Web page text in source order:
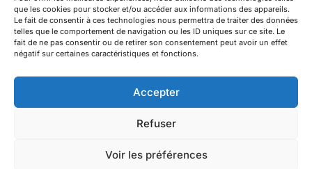
que les cookies pour stocker et/ou accéder aux informations des appareils.
Le fait de consentir à ces technologies nous permettra de traiter des données
telles que le comportement de navigation ou les ID uniques sur ce site. Le
fait de ne pas consentir ou de retirer son consentement peut avoir un effet
négatif sur certaines caractéristiques et fonctions.
Accepter
Refuser
Voir les préférences
Tous droits réservés.